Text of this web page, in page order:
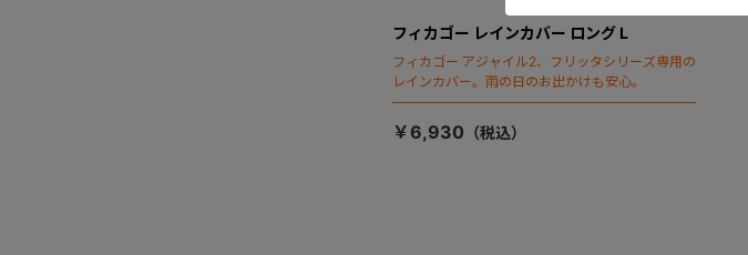
フィカゴー レインカバー ロング L
フィカゴー アジャイル2、フリッタシリーズ専用の
レインカバー。雨の日のお出かけも安心。
￥6,930